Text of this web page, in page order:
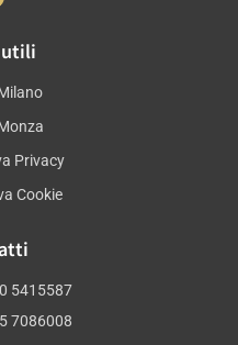
Privacy
Cookie
5415587
7086008